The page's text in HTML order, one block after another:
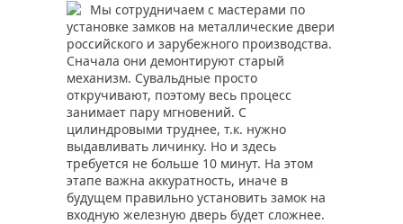
Мы сотрудничаем с мастерами по
установке замков на металлические двери
российского и зарубежного производства.
Сначала они демонтируют старый
механизм. Сувальдные просто
откручивают, поэтому весь процесс
занимает пару мгновений. С
цилиндровыми труднее, т.к. нужно
выдавливать личинку. Но и здесь
требуется не больше 10 минут. На этом
этапе важна аккуратность, иначе в
будущем правильно установить замок на
входную железную дверь будет сложнее.